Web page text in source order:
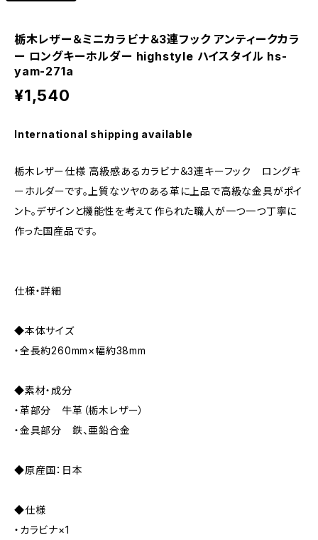
栃木レザー＆ミニカラビナ＆3連フック アンティークカラ
ー ロングキーホルダー highstyle ハイスタイル hs-
yam-271a
¥1,540
International shipping available
栃木レザー仕様 高級感あるカラビナ＆3連キーフック ロングキ
ーホルダーです。上質なツヤのある革に上品で高級な金具がポイ
ント。デザインと機能性を考えて作られた職人が一つ一つ丁寧に
作った国産品です。
仕様・詳細
◆本体サイズ
・全長約260mm×幅約38mm
◆素材・成分
・革部分 牛革（栃木レザー）
・金具部分 鉄、亜鉛合金
◆原産国：日本
◆仕様
・カラビナ×1